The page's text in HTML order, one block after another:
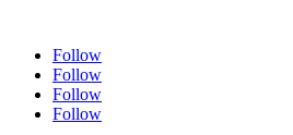
Follow
Follow
Follow
Follow